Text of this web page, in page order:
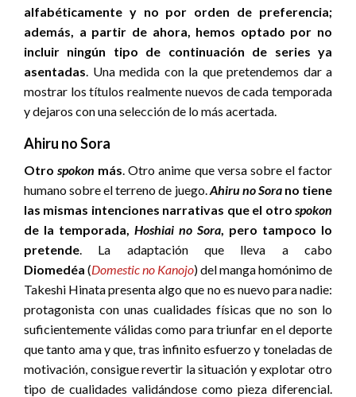
alfabéticamente y no por orden de preferencia;
además, a partir de ahora, hemos optado por no
incluir ningún tipo de continuación de series ya
asentadas. Una medida con la que pretendemos dar a
mostrar los títulos realmente nuevos de cada temporada
y dejaros con una selección de lo más acertada.
Ahiru no Sora
Otrospokon más. Otro anime que versa sobre el factor
humano sobre el terreno de juego.Ahiru no Sorano tiene
las mismas intenciones narrativas que el otro spokon
de la temporada, Hoshiai no Sora, pero tampoco lo
pretende. La adaptación que lleva a cabo
Diomedéa (Domestic no Kanojo) del manga homónimo de
Takeshi Hinata presenta algo que no es nuevo para nadie:
protagonista con unas cualidades físicas que no son lo
suficientemente válidas como para triunfar en el deporte
que tanto ama y que, tras infinito esfuerzo y toneladas de
motivación, consigue revertir la situación y explotar otro
tipo de cualidades validándose como pieza diferencial.